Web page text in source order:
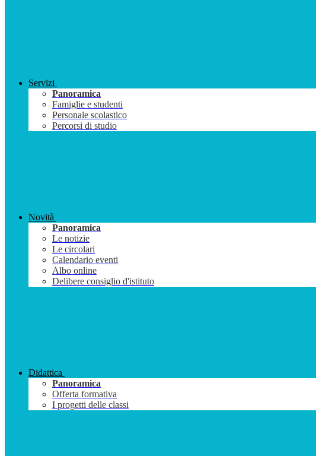
Servizi
Panoramica
Famiglie e studenti
Personale scolastico
Percorsi di studio
Novità
Panoramica
Le notizie
Le circolari
Calendario eventi
Albo online
Delibere consiglio d'istituto
Didattica
Panoramica
Offerta formativa
I progetti delle classi